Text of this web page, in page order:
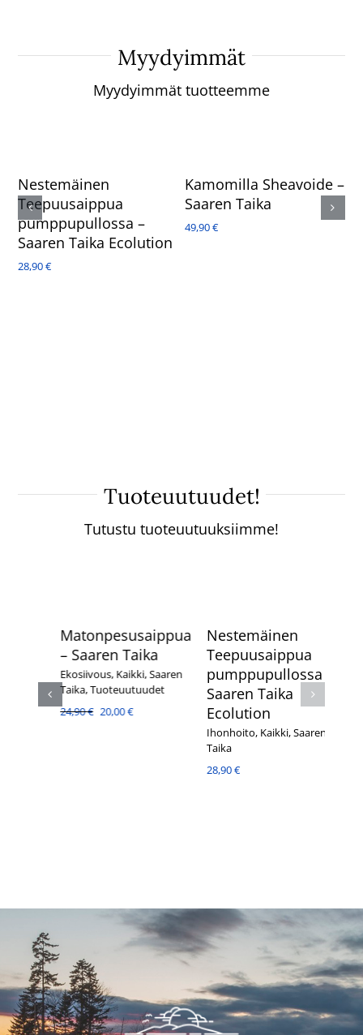
Myydyimmät
Myydyimmät tuotteemme
Nestemäinen
Teepuusaippua
pumppupullossa –
Saaren Taika Ecolution
28,90€
Kamomilla Sheavoide –
Saaren Taika
49,90€
Tuoteuutuudet!
Tutustu tuoteuutuuksiimme!
Matonpesusaippua
– Saaren Taika
Ekosiivous,Kaikki,Saaren
Taika,Tuoteuutuudet
24,90€ Alkuperäinen
20,00€Nykyinen
Nestemäinen
Teepuusaippua
pumppupullossa –
Saaren Taika
Ecolution
Ihonhoito,Kaikki,Saaren
Taika
28,90€